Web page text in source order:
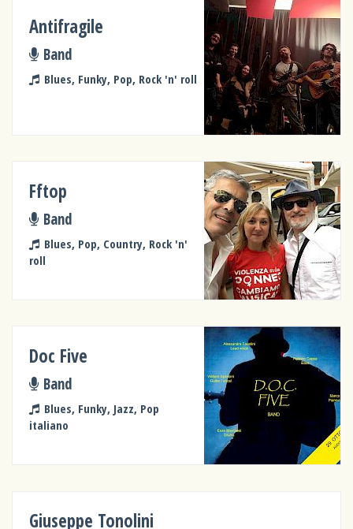
Antifragile
Band
Blues, Funky, Pop, Rock 'n' roll
Fftop
Band
Blues, Pop, Country, Rock 'n'
roll
Doc Five
Band
Blues, Funky, Jazz, Pop
italiano
Giuseppe Tonolini